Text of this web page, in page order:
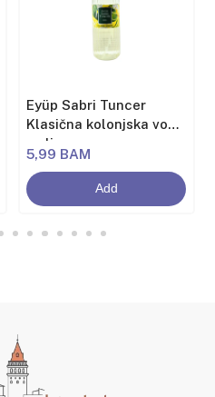
Eyüp Sabri Tuncer
Klasična kolonjska voda
sa limunom
5,99 BAM
Add